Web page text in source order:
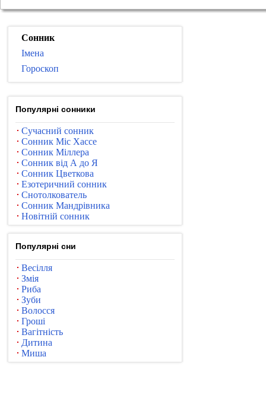
Сонник
Імена
Гороскоп
Популярні сонники
Сучасний сонник
Сонник Міс Хассе
Сонник Міллера
Сонник від А до Я
Сонник Цветкова
Езотеричний сонник
Снотолкователь
Сонник Мандрівника
Новітній сонник
Популярні сни
Весілля
Змія
Риба
Зуби
Волосся
Гроші
Вагітність
Дитина
Миша